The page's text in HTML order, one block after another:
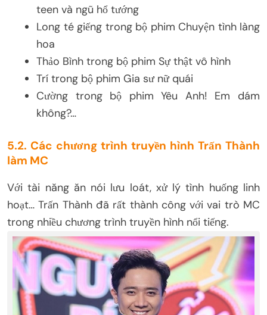
teen và ngũ hổ tướng
Long té giếng trong bộ phim Chuyện tình làng
hoa
Thảo Bình trong bộ phim Sự thật vô hình
Trí trong bộ phim Gia sư nữ quái
Cường trong bộ phim Yêu Anh! Em dám
không?…
5.2. Các chương trình truyền hình Trấn Thành
làm MC
Với tài năng ăn nói lưu loát, xử lý tình huống linh
hoạt… Trấn Thành đã rất thành công với vai trò MC
trong nhiều chương trình truyền hình nổi tiếng.